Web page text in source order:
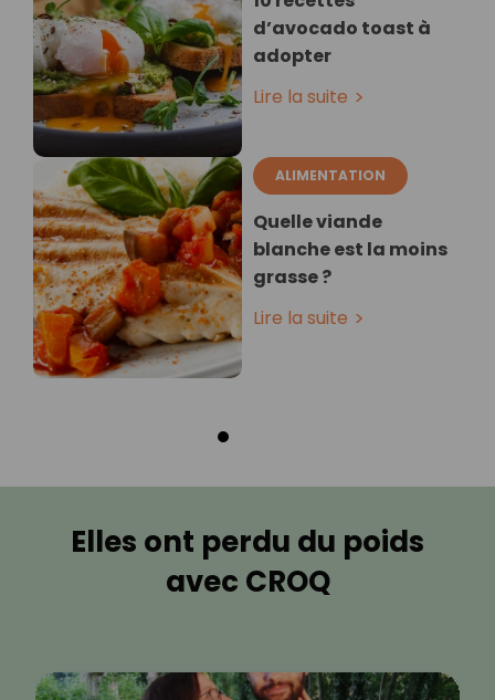
d’avocado toast à
adopter
Lire la suite
ALIMENTATION
Quelle viande
blanche est la moins
grasse ?
Lire la suite
Elles ont perdu du poids
avec CROQ